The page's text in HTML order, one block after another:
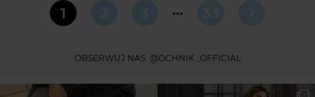
1 …
OBSERWUJ NAS: @OCHNIK_OFFICIAL